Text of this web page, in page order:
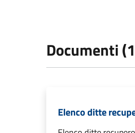
Documenti
Elenco ditte